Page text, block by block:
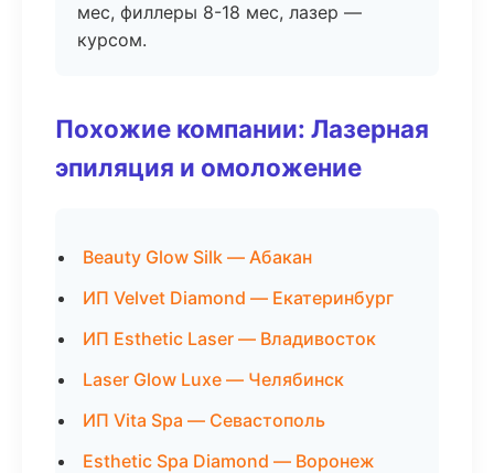
мес, филлеры 8-18 мес, лазер —
курсом.
Похожие компании: Лазерная
эпиляция и омоложение
Beauty Glow Silk — Абакан
ИП Velvet Diamond — Екатеринбург
ИП Esthetic Laser — Владивосток
Laser Glow Luxe — Челябинск
ИП Vita Spa — Севастополь
Esthetic Spa Diamond — Воронеж